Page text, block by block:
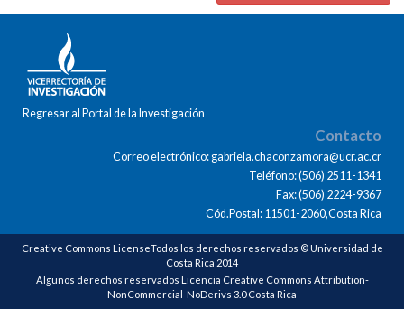
Regresar al Portal de la Investigación
Contacto
Correo electrónico: gabriela.chaconzamora@ucr.ac.cr
Teléfono: (506) 2511-1341
Fax: (506) 2224-9367
Cód.Postal: 11501-2060,Costa Rica
Creative Commons LicenseTodos los derechos reservados © Universidad de
Costa Rica 2014
Algunos derechos reservados Licencia Creative Commons Attribution-
NonCommercial-NoDerivs 3.0 Costa Rica